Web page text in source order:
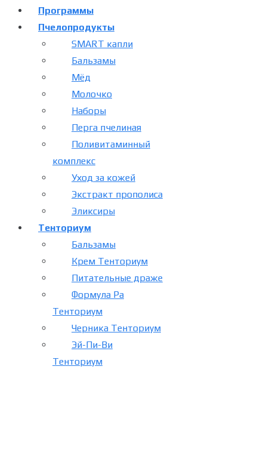
Программы
Пчелопродукты
SMART капли
Бальзамы
Мёд
Молочко
Наборы
Перга пчелиная
Поливитаминный
комплекс
Уход за кожей
Экстракт прополиса
Эликсиры
Тенториум
Бальзамы
Крем Тенториум
Питательные драже
Формула Ра
Тенториум
Черника Тенториум
Эй-Пи-Ви
Тенториум